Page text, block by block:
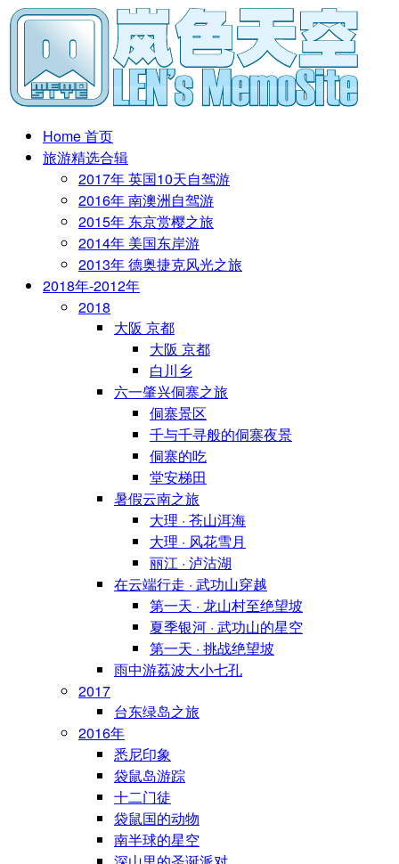
Home 首页
旅游精选合辑
2017年 英国10天自驾游
2016年 南澳洲自驾游
2015年 东京赏樱之旅
2014年 美国东岸游
2013年 德奥捷克风光之旅
2018年-2012年
2018
大阪 京都
大阪 京都
白川乡
六一肇兴侗寨之旅
侗寨景区
千与千寻般的侗寨夜景
侗寨的吃
堂安梯田
暑假云南之旅
大理 · 苍山洱海
大理 · 风花雪月
丽江 · 泸沽湖
在云端行走 · 武功山穿越
第一天 · 龙山村至绝望坡
夏季银河 · 武功山的星空
第一天 · 挑战绝望坡
雨中游荔波大小七孔
2017
台东绿岛之旅
2016年
悉尼印象
袋鼠岛游踪
十二门徒
袋鼠国的动物
南半球的星空